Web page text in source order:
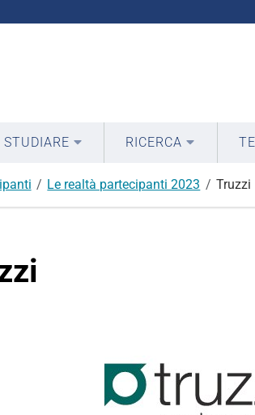
STUDIARE RICERCA
Le realtà partecipanti 2023 Truzzi